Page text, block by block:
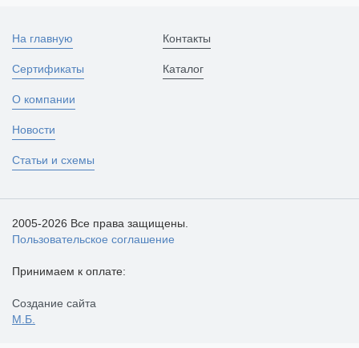
На главную
Сертификаты
О компании
Новости
Статьи и схемы
Контакты
Каталог
2005-2026 Все права защищены.
Пользовательское соглашение
Принимаем к оплате:
Создание сайта
М.Б.